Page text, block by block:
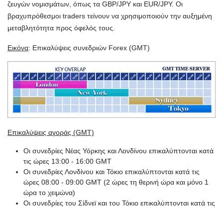
ζευγών νομισμάτων, όπως τα GBP/JPY και EUR/JPY. Οι
βραχυπρόθεσμοι traders τείνουν να χρησιμοποιούν την αυξημένη
μεταβλητότητα προς όφελός τους.
Εικόνα: Επικαλύψεις συνεδριών Forex (GMT)
Επικαλύψεις αγοράς (GMT)
Οι συνεδρίες Νέας Υόρκης και Λονδίνου επικαλύπτονται κατά
τις ώρες 13:00 - 16:00 GMT
Οι συνεδρίες Λονδίνου και Τόκιο επικαλύπτονται κατά τις
ώρες 08:00 - 09:00 GMT (2 ώρες τη θερινή ώρα και μόνο 1
ώρα το χειμώνα)
Οι συνεδρίες του Σίδνεϊ και του Τόκιο επικαλύπτονται κατά τις